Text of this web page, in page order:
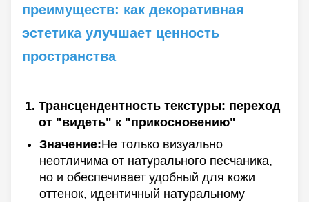
преимуществ: как декоративная
эстетика улучшает ценность
пространства
Трансцендентность текстуры: переход
от "видеть" к "прикосновению"
Значение:Не только визуально
неотличима от натурального песчаника,
но и обеспечивает удобный для кожи
оттенок, идентичный натуральному